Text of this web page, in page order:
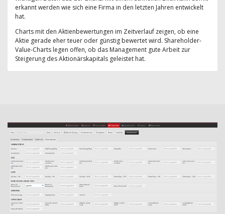
erkannt werden wie sich eine Firma in den letzten Jahren entwickelt
hat.
Charts mit den Aktienbewertungen im Zeitverlauf zeigen, ob eine
Aktie gerade eher teuer oder günstig bewertet wird. Shareholder-
Value-Charts legen offen, ob das Management gute Arbeit zur
Steigerung des Aktionärskapitals geleistet hat.